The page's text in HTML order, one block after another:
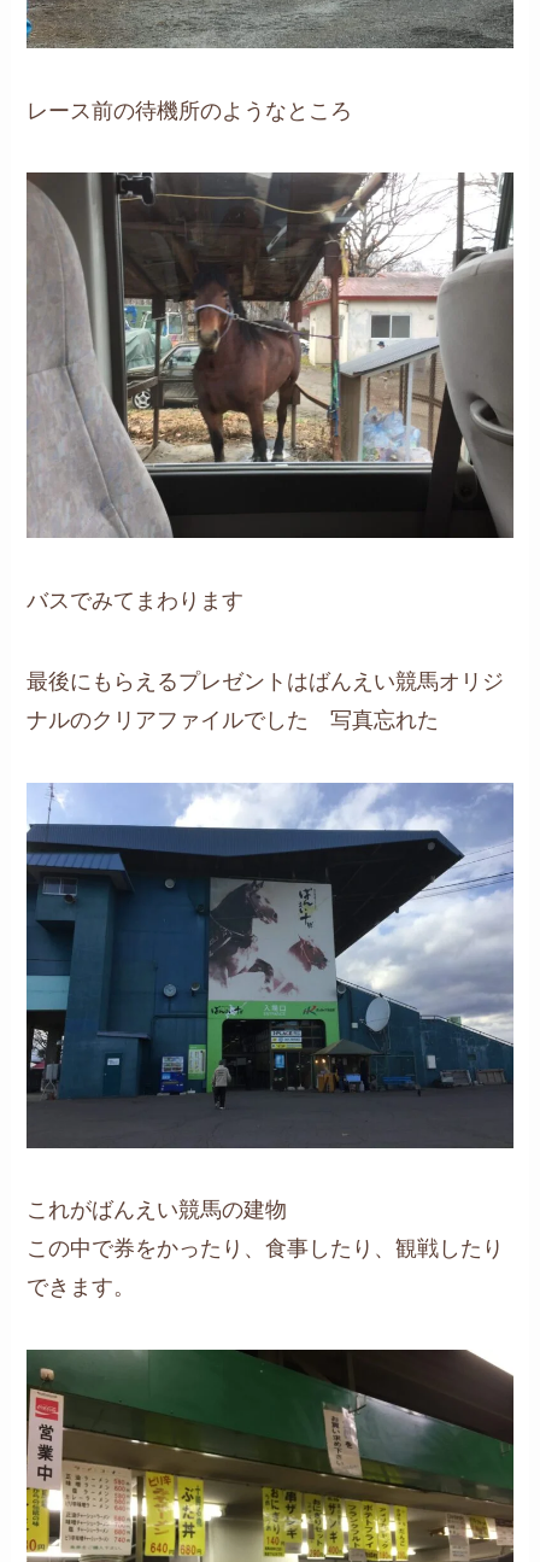
レース前の待機所のようなところ
バスでみてまわります
最後にもらえるプレゼントはばんえい競馬オリジ
ナルのクリアファイルでした 写真忘れた
これがばんえい競馬の建物
この中で券をかったり、食事したり、観戦したり
できます。